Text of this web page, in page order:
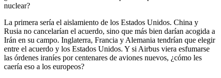
nuclear?
La primera sería el aislamiento de los Estados Unidos. China y
Rusia no cancelarían el acuerdo, sino que más bien darían acogida a
Irán en su campo. Inglaterra, Francia y Alemania tendrían que elegir
entre el acuerdo y los Estados Unidos. Y si Airbus viera esfumarse
las órdenes iraníes por centenares de aviones nuevos, ¿cómo les
caería eso a los europeos?